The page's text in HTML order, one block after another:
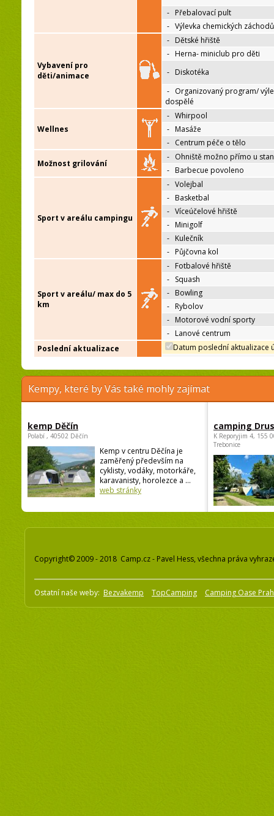
- Přebalovací pult
- Výlevka chemických záchodů
Vybavení pro
děti/animace
- Dětské hřiště
- Herna- miniclub pro děti
- Diskotéka
- Organizovaný program/
dospělé
Wellnes
- Whirpool
- Masáže
- Centrum péče o tělo
Možnost grilování
- Ohniště možno přímo u
- Barbecue povoleno
Sport v areálu campingu
- Volejbal
- Basketbal
- Víceúčelové hřiště
- Minigolf
- Kulečník
- Půjčovna kol
Sport v areálu/ max do 5
km
- Fotbalové hřiště
- Squash
- Bowling
- Rybolov
- Motorové vodní sporty
- Lanové centrum
Poslední aktualizace
Datum poslední aktualizace
Kempy, které by Vás také mohly zajímat
kemp Děčín
Polabí , 40502 Děčín
Kemp v centru Děčína je
zaměřený především na
cyklisty, vodáky, motorkáře,
karavanisty, horolezce a ...
web stránky
camping
K Reporyjim 4, 155
Trebonice
Copyright© 2009 - 2018 Camp.cz - Pavel Hess, všechna práva
Ostatní naše weby: Bezvakemp TopCamping Camping Oase